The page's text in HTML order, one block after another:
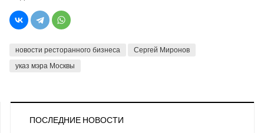
новости ресторанного бизнеса
Сергей Миронов
указ мэра Москвы
ПОСЛЕДНИЕ НОВОСТИ